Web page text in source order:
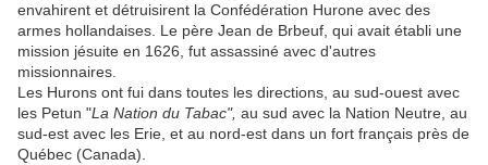
envahirent et détruisirent la Confédération Hurone avec des
armes hollandaises. Le père Jean de Brbeuf, qui avait établi une
mission jésuite en 1626, fut assassiné avec d'autres
missionnaires.
Les Hurons ont fui dans toutes les directions, au sud-ouest avec
les Petun "La Nation du Tabac", au sud avec la Nation Neutre, au
sud-est avec les Erie, et au nord-est dans un fort français près de
Québec (Canada).